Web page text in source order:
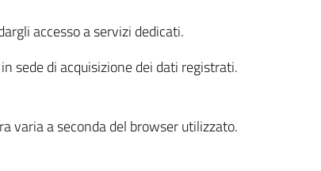
accesso a servizi dedicati.
sede di acquisizione dei dati registrati.
varia a seconda del browser utilizzato.